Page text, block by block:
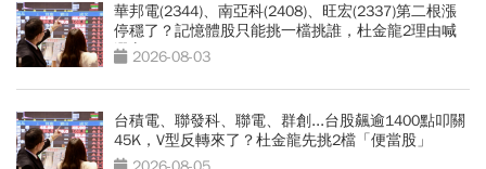
華邦電(2344)、南亞科(2408)、旺宏(2337)第二根漲
停穩了？記憶體股只能挑一檔挑誰，杜金龍2理由喊
選它2026-08-03
台積電、聯發科、聯電、群創...台股飆逾1400點叩關
45K，V型反轉來了？杜金龍先挑2檔「便當股」